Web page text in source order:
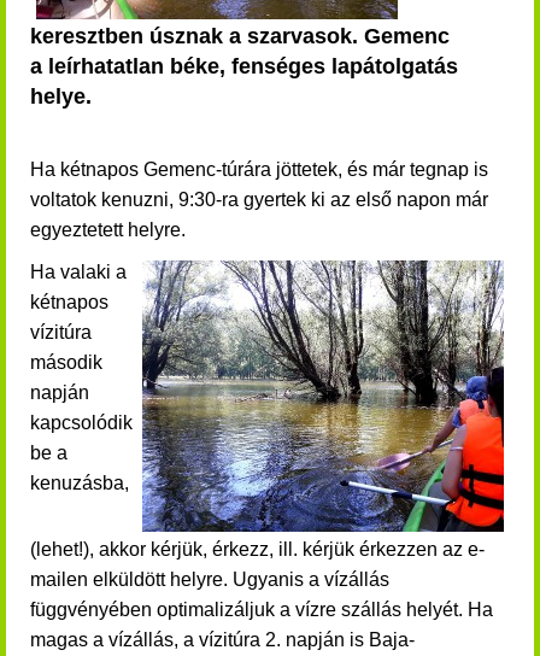
keresztben úsznak a szarvasok. Gemenc
a leírhatatlan béke, fenséges lapátolgatás
helye.
Ha kétnapos Gemenc-túrára jöttetek, és már tegnap is
voltatok kenuzni, 9:30-ra gyertek ki az első napon már
egyeztetett helyre.
Ha valaki a
kétnapos
vízitúra
második
napján
kapcsolódik
be a
kenuzásba,
(lehet!), akkor kérjük, érkezz, ill. kérjük érkezzen az e-
mailen elküldött helyre. Ugyanis a vízállás
függvényében optimalizáljuk a vízre szállás helyét. Ha
magas a vízállás, a vízitúra 2. napján is Baja-